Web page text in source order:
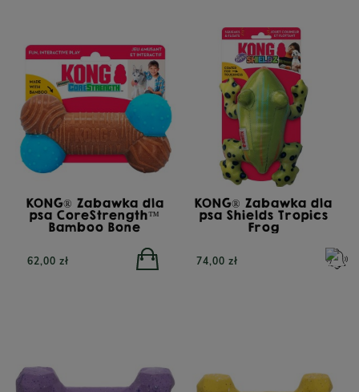
KONG® Zabawka dla
psa CoreStrength™
Bamboo Bone
62,00 zł
KONG® Zabawka dla
psa Shields Tropics
Frog
74,00 zł